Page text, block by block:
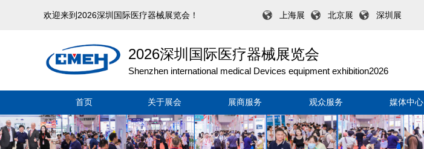
欢迎来到2026深圳国际医疗器械展览会！ 上海展 北京展 深圳展
2026深圳国际医疗器械展览会
Shenzhen international medical Devices equipment exhibition2026
首页 关于展会 展商服务 观众服务 媒体中心